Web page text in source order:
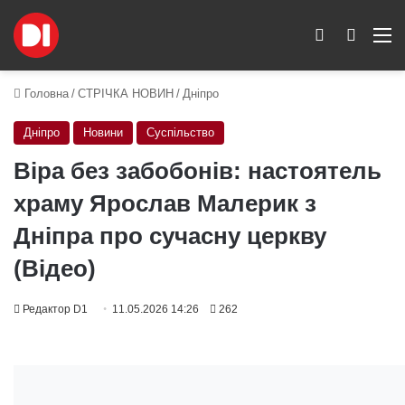
Пошук
Switch skin
Головна / СТРІЧКА НОВИН / Дніпро
Дніпро Новини Суспільство
Віра без забобонів: настоятель
храму Ярослав Малерик з
Дніпра про сучасну церкву
(Відео)
Редактор D1 11.05.2026 14:26 262